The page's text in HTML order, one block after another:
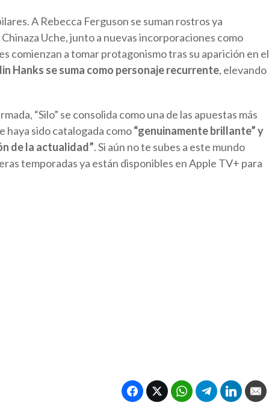
A Rebecca Ferguson se suman rostros ya
Uche, junto a nuevas incorporaciones como
comienzan a tomar protagonismo tras su aparición en el
Hanks se suma como personaje recurrente, elevando
“Silo” se consolida como una de las apuestas más
haya sido catalogada como“genuinamente brillante” y
de la actualidad”. Si aún no te subes a este mundo
temporadas ya están disponibles en Apple TV+ para